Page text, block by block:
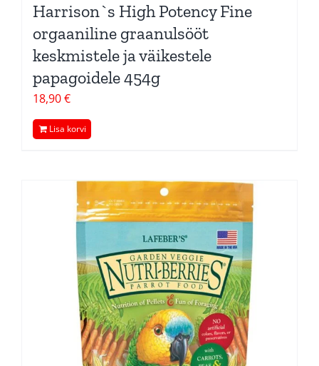
Harrison`s High Potency Fine
orgaaniline graanulsööt
keskmistele ja väikestele
papagoidele 454g
18,90€
Lisa korvi